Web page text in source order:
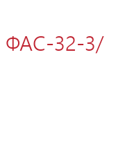
ФАС-32-3/